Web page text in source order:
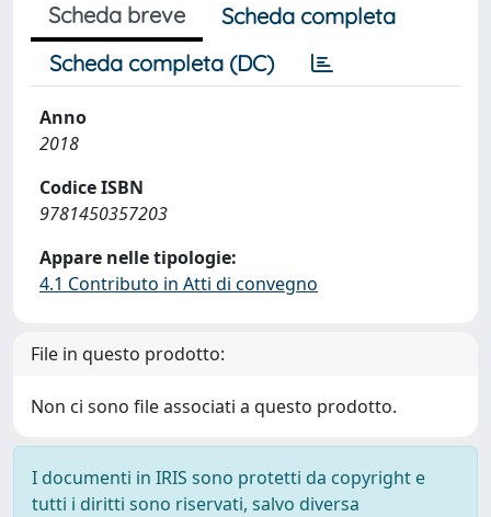
Scheda breve
Scheda completa
Scheda completa (DC)
Anno
2018
Codice ISBN
9781450357203
Appare nelle tipologie:
4.1 Contributo in Atti di convegno
File in questo prodotto:
Non ci sono file associati a questo prodotto.
I documenti in IRIS sono protetti da copyright e
tutti i diritti sono riservati, salvo diversa